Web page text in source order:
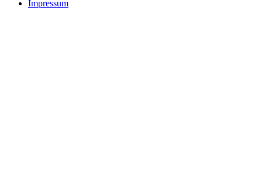
Impressum